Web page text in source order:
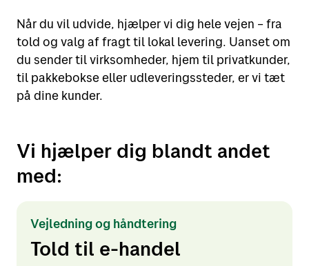
Når du vil udvide, hjælper vi dig hele vejen – fra
told og valg af fragt til lokal levering. Uanset om
du sender til virksomheder, hjem til privatkunder,
til pakkebokse eller udleveringssteder, er vi tæt
på dine kunder.
Vi hjælper dig blandt andet
med:
Vejledning og håndtering
Told til e-handel